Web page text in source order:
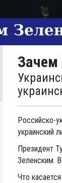
Зачем
Российско-
украинский
Президент
Зеленским.
Что